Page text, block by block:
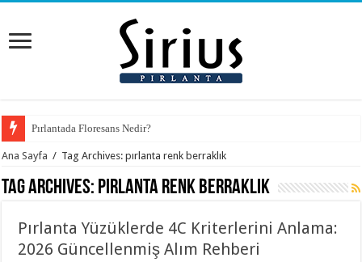
Pırlantada Floresans Nedir?
Ana Sayfa / Tag Archives: pırlanta renk berraklık
Tag Archives: pırlanta renk berraklık
Pırlanta Yüzüklerde 4C Kriterlerini Anlama:
2026 Güncellenmiş Alım Rehberi